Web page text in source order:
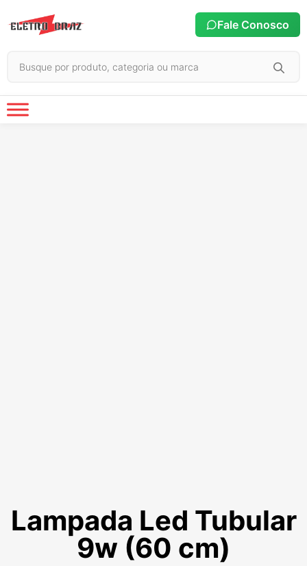
Fale Conosco
Lampada Led Tubular
9w (60 cm)